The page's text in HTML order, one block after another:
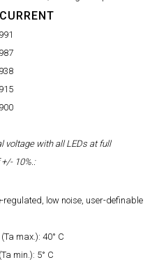
voltage with all LEDs at full
10%.:
low noise, user-definable
max.): 40° C
min.): 5° C